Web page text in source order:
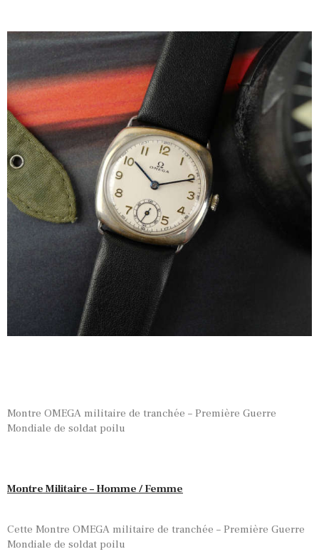
Montre OMEGA militaire de tranchée – Première Guerre
Mondiale de soldat poilu
Montre Militaire – Homme / Femme
Cette Montre OMEGA militaire de tranchée – Première Guerre
Mondiale de soldat poilu